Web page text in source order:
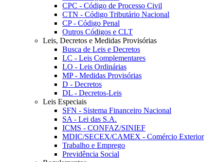
CPC - Código de Processo Civil
CTN - Código Tributário Nacional
CP - Código Penal
Outros Códigos e CLT
Leis, Decretos e Medidas Provisórias
Busca de Leis e Decretos
LC - Leis Complementares
LO - Leis Ordinárias
MP - Medidas Provisórias
D - Decretos
DL - Decretos-Leis
Leis Especiais
SFN - Sistema Financeiro Nacional
SA - Lei das S.A.
ICMS - CONFAZ/SINIEF
MDIC/SECEX/CAMEX - Comércio Exterior
Trabalho e Emprego
Previdência Social